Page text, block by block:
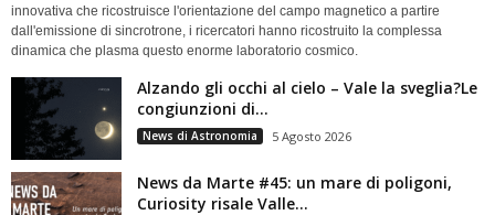
innovativa che ricostruisce l'orientazione del campo magnetico a partire
dall'emissione di sincrotrone, i ricercatori hanno ricostruito la complessa
dinamica che plasma questo enorme laboratorio cosmico.
Alzando gli occhi al cielo – Vale la sveglia?Le
congiunzioni di...
News di Astronomia 5 Agosto 2026
News da Marte #45: un mare di poligoni,
Curiosity risale Valle...